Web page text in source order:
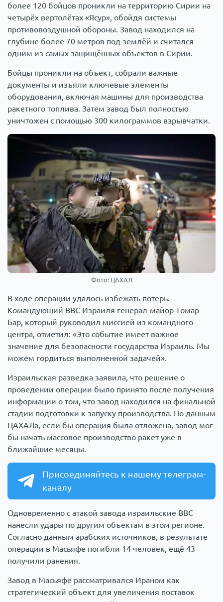
более 120 бойцов проникли на территорию Сирии на
четырёх вертолётах «Ясур», обойдя системы
противовоздушной обороны. Завод находился на
глубине более 70 метров под землёй и считался
одним из самых защищённых объектов в Сирии.
Бойцы проникли на объект, собрали важные
документы и изъяли ключевые элементы
оборудования, включая машины для производства
ракетного топлива. Затем завод был полностью
уничтожен с помощью 300 килограммов взрывчатки.
Фото: ЦАХАЛ
В ходе операции удалось избежать потерь.
Командующий ВВС Израиля генерал-майор Томар
Бар, который руководил миссией из командного
центра, отметил: «Это событие имеет важное
значение для безопасности государства Израиль. Мы
можем гордиться выполненной задачей».
Израильская разведка заявила, что решение о
проведении операции было принято после получения
информации о том, что завод находился на финальной
стадии подготовки к запуску производства. По данным
ЦАХАЛа, если бы операция была отложена, завод мог
бы начать массовое производство ракет уже в
ближайшие месяцы.
Присоединяйтесь к нашему телеграм-
каналу
Одновременно с атакой завода израильские ВВС
нанесли удары по другим объектам в этом регионе.
Согласно данным арабских источников, в результате
операции в Масьяфе погибли 14 человек, ещё 43
получили ранения.
Завод в Масьяфе рассматривался Ираном как
стратегический объект для увеличения поставок